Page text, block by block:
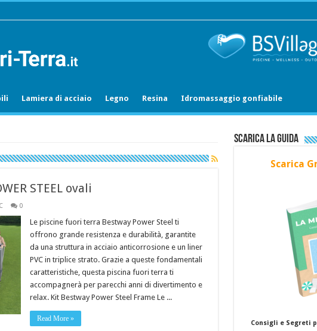
Lamiera di acciaio Legno Resina Idromassaggio gonfiabile
STEEL ovali
0
Le piscine fuori terra Bestway Power Steel ti
offrono grande resistenza e durabilità, garantite
da una struttura in acciaio anticorrosione e un liner
PVC in triplice strato. Grazie a queste fondamentali
caratteristiche, questa piscina fuori terra ti
accompagnerà per parecchi anni di divertimento e
relax. Kit Bestway Power Steel Frame Le ...
Read More »
Scarica la Guida
Scarica
Consigli e Segreti